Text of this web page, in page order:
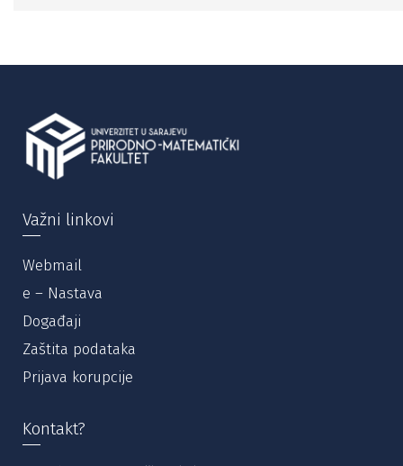
Važni linkovi
Webmail
e – Nastava
Događaji
Zaštita podataka
Prijava korupcije
Kontakt?